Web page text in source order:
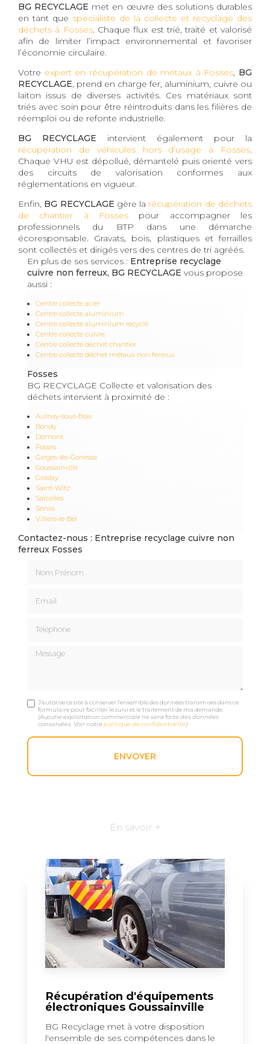
BG RECYCLAGE met en œuvre des solutions durables
en tant que spécialiste de la collecte et recyclage des
déchets à Fosses. Chaque flux est trié, traité et valorisé
afin de limiter l’impact environnemental et favoriser
l’économie circulaire.
Votre expert en récupération de métaux à Fosses, BG
RECYCLAGE, prend en charge fer, aluminium, cuivre ou
laiton issus de diverses activités. Ces matériaux sont
triés avec soin pour être réintroduits dans les filières de
réemploi ou de refonte industrielle.
BG RECYCLAGE intervient également pour la
récupération de véhicules hors d’usage à Fosses.
Chaque VHU est dépollué, démantelé puis orienté vers
des circuits de valorisation conformes aux
réglementations en vigueur.
Enfin, BG RECYCLAGE gère la récupération de déchets
de chantier à Fosses pour accompagner les
professionnels du BTP dans une démarche
écoresponsable. Gravats, bois, plastiques et ferrailles
sont collectés et dirigés vers des centres de tri agréés.
En plus de ses services : Entreprise recyclage
cuivre non ferreux, BG RECYCLAGE vous propose
aussi :
Centre collecte acier
Centre collecte aluminium
Centre collecte aluminium recyclé
Centre collecte cuivre
Centre collecte déchet chantier
Centre collecte déchet métaux non ferreux
Fosses
BG RECYCLAGE Collecte et valorisation des
déchets intervient à proximité de :
Aulnay-sous-Bois
Bondy
Domont
Fosses
Garges-lès-Gonesse
Goussainville
Groslay
Saint-Witz
Sarcelles
Senlis
Villiers-le-Bel
Contactez-nous : Entreprise recyclage cuivre non
ferreux Fosses
Message
J'autorise ce site à conserver l'ensemble des données transmises dans ce
formulaire pour faciliter le suivi et le traitement de ma demande.
(Aucune exploitation commerciale ne sera faite des données
conservées. Voir notrepolitique de confidentialité)
En savoir +
Récupération d'équipements
électroniques Goussainville
BG Recyclage met à votre disposition
l'ensemble de ses compétences dans le